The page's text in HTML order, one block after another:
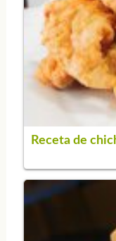
Receta de